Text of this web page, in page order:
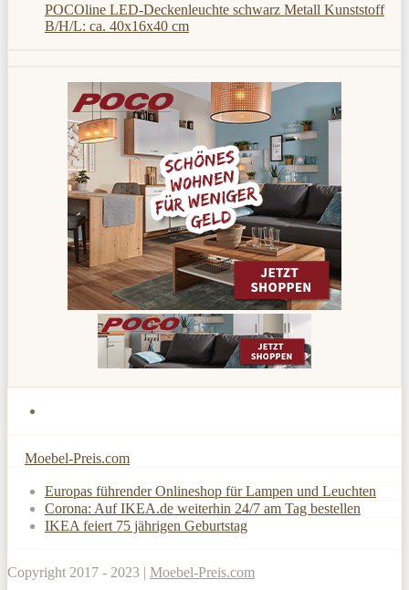
POCOline LED-Deckenleuchte schwarz Metall Kunststoff
B/H/L: ca. 40x16x40 cm
Moebel-Preis.com
Europas führender Onlineshop für Lampen und Leuchten
Corona: Auf IKEA.de weiterhin 24/7 am Tag bestellen
IKEA feiert 75 jährigen Geburtstag
Copyright 2017 - 2023 | Moebel-Preis.com